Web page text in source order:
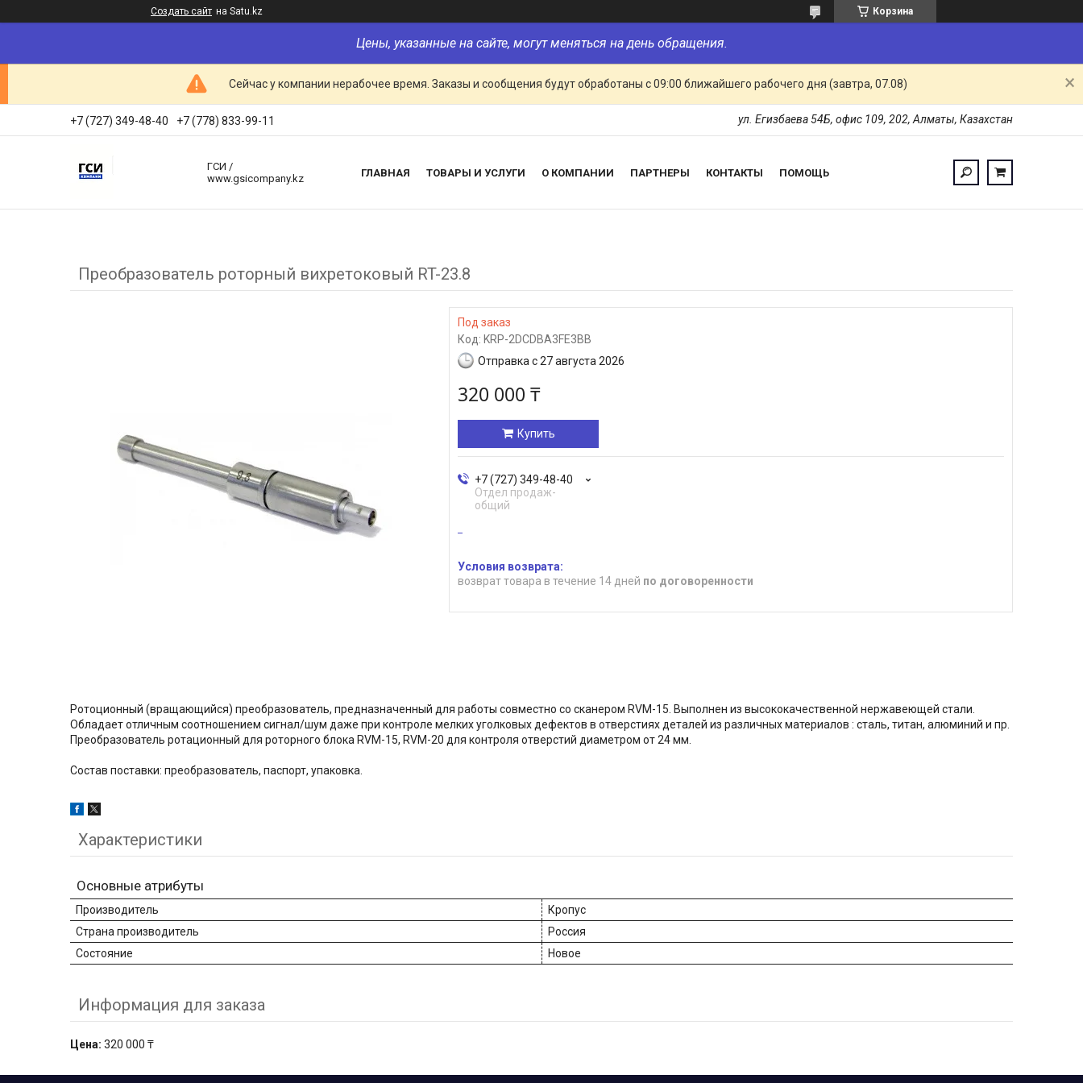
Создать сайт на Satu.kz Корзина
Цены, указанные на сайте, могут меняться на день обращения.
Сейчас у компании нерабочее время. Заказы и сообщения будут обработаны с 09:00 ближайшего рабочего дня (завтра, 07.08)
+7 (727) 349-48-40 +7 (778) 833-99-11 ул. Егизбаева 54Б, офис 109, 202, Алматы, Казахстан
ГСИ /
www.gsicompany.kz
ГЛАВНАЯ ТОВАРЫ И УСЛУГИ О КОМПАНИИ ПАРТНЕРЫ КОНТАКТЫ ПОМОЩЬ
Преобразователь роторный вихретоковый RT-23.8
Под заказ
Код: KRP-2DCDBA3FE3BB
Отправка с 27 августа 2026
320 000 ₸
Купить
+7 (727) 349-48-40
Отдел продаж-
общий
возврат товара в течение 14 дней по договоренности
Ротоционный (вращающийся) преобразователь, предназначенный для работы совместно со сканером RVM-15. Выполнен из высококачественной нержавеющей стали.
Обладает отличным соотношением сигнал/шум даже при контроле мелких уголковых дефектов в отверстиях деталей из различных материалов : сталь, титан, алюминий и пр.
Преобразователь ротационный для роторного блока RVM-15, RVM-20 для контроля отверстий диаметром от 24 мм.
Состав поставки: преобразователь, паспорт, упаковка.
Характеристики
Основные атрибуты
Производитель
Кропус
Страна производитель
Россия
Состояние
Новое
Информация для заказа
Цена: 320 000 ₸